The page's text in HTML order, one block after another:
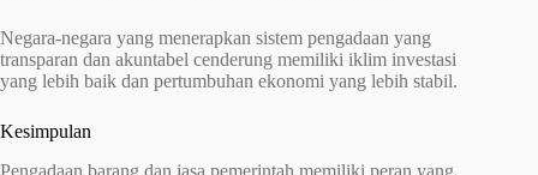
Negara-negara yang menerapkan sistem pengadaan yang
transparan dan akuntabel cenderung memiliki iklim investasi
yang lebih baik dan pertumbuhan ekonomi yang lebih stabil.
Kesimpulan
Pengadaan barang dan jasa pemerintah memiliki peran yang